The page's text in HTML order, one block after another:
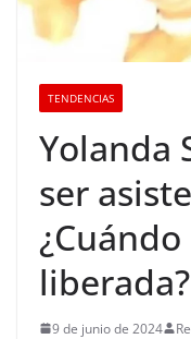
TENDENCIAS
Yolanda
ser
liberada?
9 de junio de 2024